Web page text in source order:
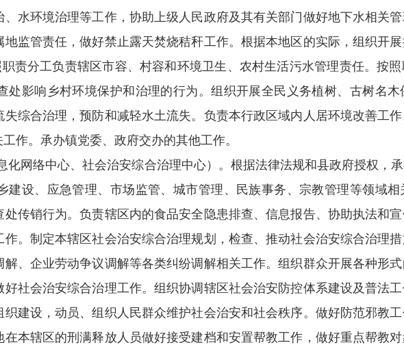
水环境治理等工作，协助上级人民政府及其有关部门做好地下水相关
监管责任，做好禁止露天焚烧秸秆工作。根据本地区的实际，组织开
责分工负责辖区市容、村容和环境卫生、农村生活污水管理责任。按
处影响乡村环境保护和治理的行为。组织开展全民义务植树、古树名
综合治理，预防和减轻水土流失。负责本行政区域内人居环境改善工
作。承办镇党委、政府交办的其他工作。
化网络中心、社会治安综合治理中心） 。根据法律法规和县政府授权，
建设、应急管理、市场监管、城市管理、民族事务、宗教管理等领域
传销行为。负责辖区内的食品安全隐患排查、信息报告、协助执法和
。制定本辖区社会治安综合治理规划，检查、推动社会治安综合治理
、企业劳动争议调解等各类纠纷调解相关工作。组织群众开展各种形
社会治安综合治理工作。组织协调辖区社会治安防控体系建设及普法
建设，动员、组织人民群众维护社会治安和社会秩序。做好防范邪教
本辖区的刑满释放人员做好接受建档和安置帮教工作，做好重点帮教